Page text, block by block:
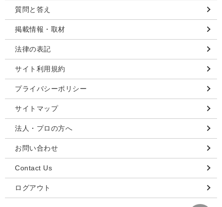
質問と答え
掲載情報・取材
法律の表記
サイト利用規約
プライバシーポリシー
サイトマップ
法人・プロの方へ
お問い合わせ
Contact Us
ログアウト